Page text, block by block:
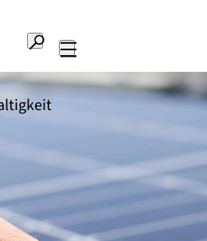
Suche
Hauptnavigation